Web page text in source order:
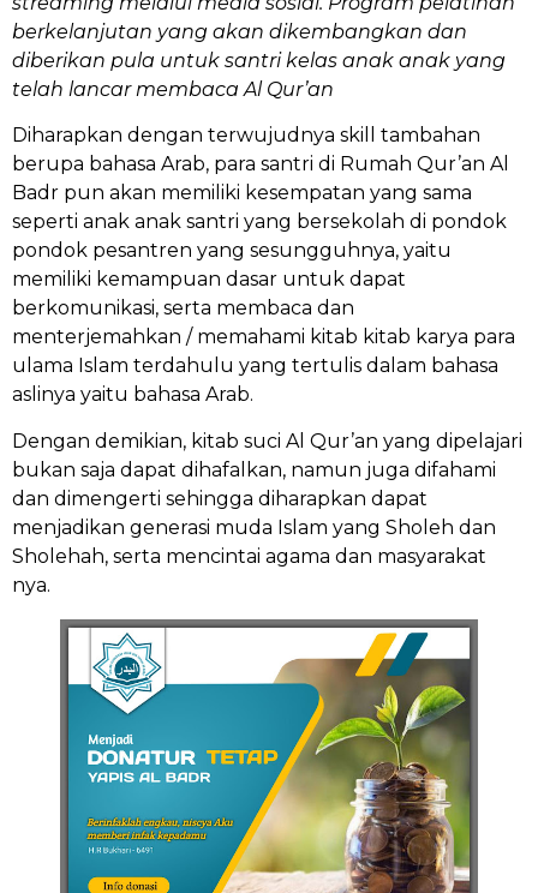
berkelanjutan yang akan dikembangkan dan
diberikan pula untuk santri kelas anak anak yang
telah lancar membaca Al Qur’an
Diharapkan dengan terwujudnya skill tambahan
berupa bahasa Arab, para santri di Rumah Qur’an Al
Badr pun akan memiliki kesempatan yang sama
seperti anak anak santri yang bersekolah di pondok
pondok pesantren yang sesungguhnya, yaitu
memiliki kemampuan dasar untuk dapat
berkomunikasi, serta membaca dan
menterjemahkan / memahami kitab kitab karya para
ulama Islam terdahulu yang tertulis dalam bahasa
aslinya yaitu bahasa Arab.
Dengan demikian, kitab suci Al Qur’an yang dipelajari
bukan saja dapat dihafalkan, namun juga difahami
dan dimengerti sehingga diharapkan dapat
menjadikan generasi muda Islam yang Sholeh dan
Sholehah, serta mencintai agama dan masyarakat
nya.